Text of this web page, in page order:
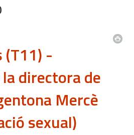
(T11) -
directora de
Mercè
sexual)